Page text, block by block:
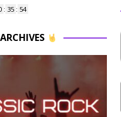
: 35 : 52
ARCHIVES